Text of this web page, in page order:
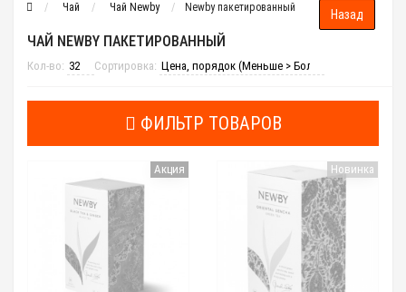
Чай Чай Newby Newby пакетированный
ЧАЙ NEWBY ПАКЕТИРОВАННЫЙ
Кол-во: Сортировка:
ФИЛЬТР ТОВАРОВ
Акция Новинка